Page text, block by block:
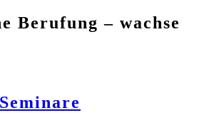
Berufung – wachse